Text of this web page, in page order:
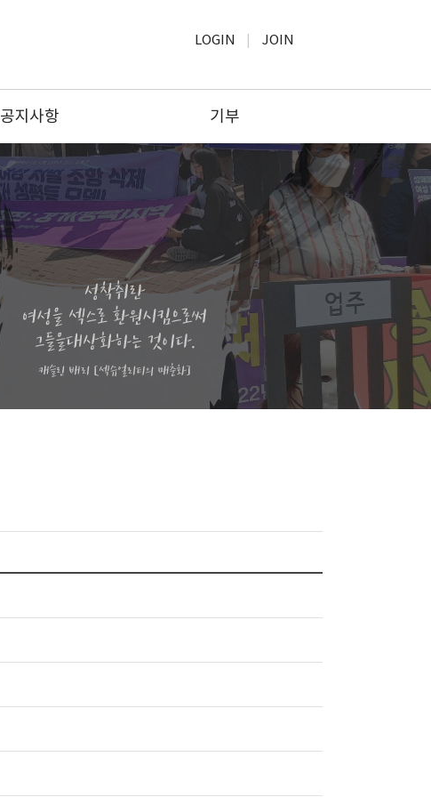
LOGIN JOIN
공지사항
공지사항
결산보고
채용공고
기부
모금윤리
기부하기